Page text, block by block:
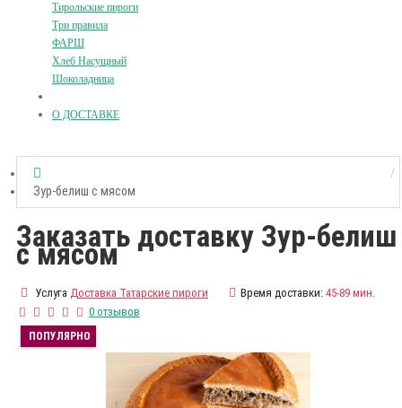
Тирольские пироги
Три правила
ФАРШ
Хлеб Насущный
Шоколадница
О ДОСТАВКЕ
Зур-белиш с мясом
Заказать доставку Зур-белиш
с мясом
Услуга Доставка Татарские пироги Время доставки: 45-89 мин.
0 отзывов
ПОПУЛЯРНО